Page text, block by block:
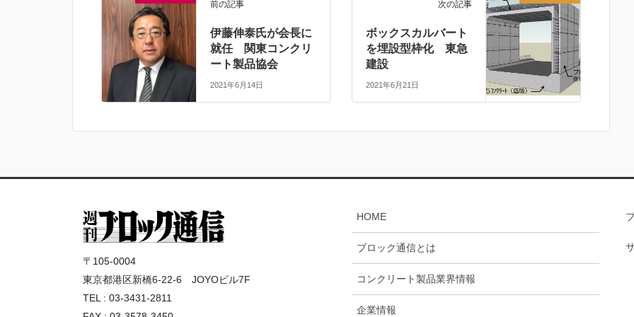
前の記事
伊藤伸泰氏が会長に
就任 関東コンクリ
ート製品協会
2021年6月14日
次の記事
ボックスカルバート
を埋設型枠化 東急
建設
2021年6月21日
〒105-0004
東京都港区新橋6-22-6 JOYOビル7F
TEL : 03-3431-2811
HOME
ブロック通信とは
コンクリート製品業界情報
企業情報